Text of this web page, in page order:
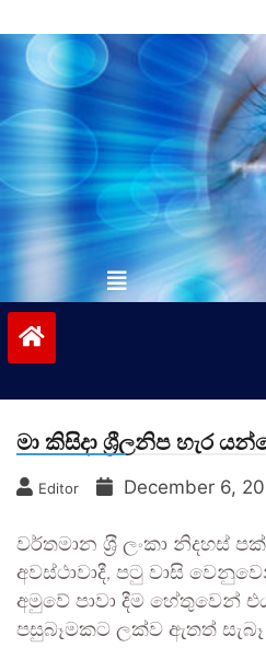
to
contentvinivida.lk
මා කිසිදා ශ්‍රීලනිප හැර
Editor December 6,
වර්තමාන ශ‍්‍රී ලංකා නිදහස්
අවස්ථාවාදී, පටු වාසි
අමුවේ පාවා දීම හේතුවෙන්
පසුබෑමකට ලක්ව ඇතත්